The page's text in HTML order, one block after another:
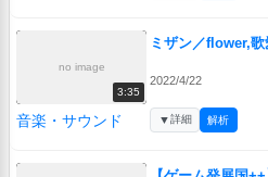
no image
3:35
ミザン／flower,歌
2022/4/22
音楽・サウンド ▼詳細 解析